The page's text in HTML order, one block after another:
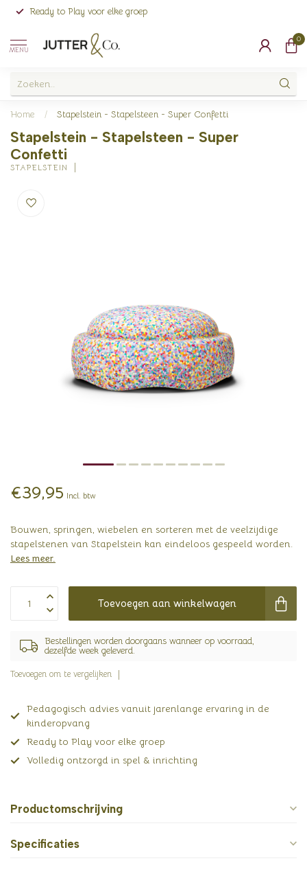
Ready to Play voor elke groep
MENU
0
Home / Stapelstein - Stapelsteen - Super Confetti
Stapelstein - Stapelsteen - Super
Confetti
STAPELSTEIN
€39,95 Incl. btw
Bouwen, springen, wiebelen en sorteren met de veelzijdige
stapelstenen van Stapelstein kan eindeloos gespeeld worden.
Lees meer.
Toevoegen aan winkelwagen
Bestellingen worden doorgaans wanneer op voorraad,
dezelfde week geleverd.
Toevoegen om te vergelijken
Pedagogisch advies vanuit jarenlange ervaring in de
kinderopvang
Ready to Play voor elke groep
Volledig ontzorgd in spel & inrichting
Productomschrijving
Specificaties